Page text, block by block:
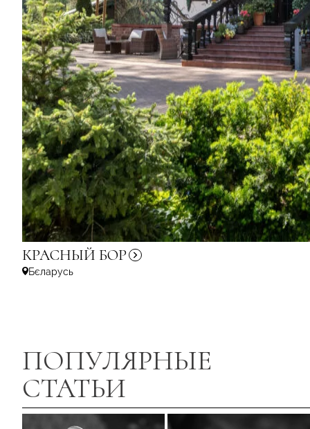
КРАСНЫЙ БОР
Бєларусь
ПОПУЛЯРНЫЕ
СТАТЬИ